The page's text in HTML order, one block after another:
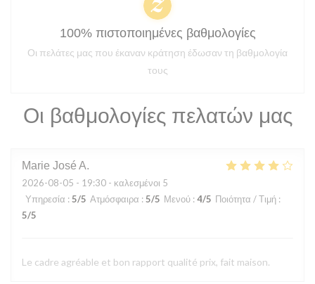
Οι βαθμολογίες πελατών μας
Marie José A
2026-08-05 - 19:30 - καλεσμένοι 5
Υπηρεσία : 5/5 Ατμόσφαιρα : 5/5 Μενού : 4/5 Ποιότητα / Τιμή :
5/5
Le cadre agréable et bon rapport qualité prix, fait maison.
100% πιστοποιημένες βαθμολογίες
Οι πελάτες μας που έκαναν κράτηση έδωσαν τη βαθμολογία
τους